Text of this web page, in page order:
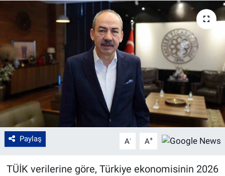
Paylaş A- A+
TÜİK verilerine göre, Türkiye ekonomisinin 2026